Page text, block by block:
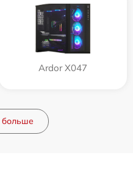
Ardor X047
больше